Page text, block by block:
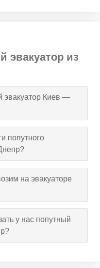
эвакуатор из
эвакуатор Киев —
попутного
на эвакуаторе
у нас попутный